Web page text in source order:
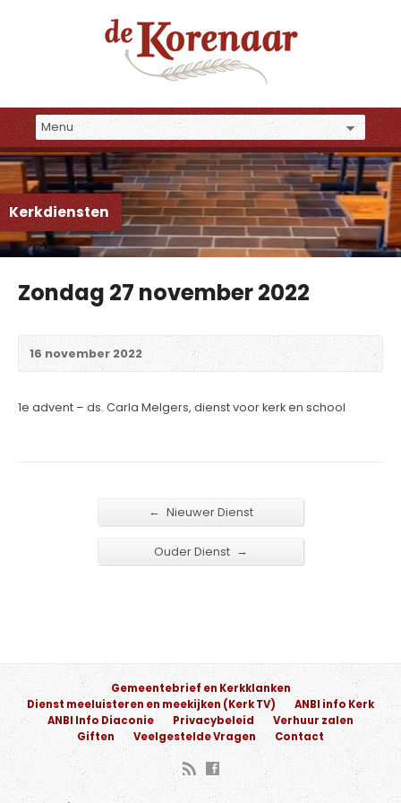
Kerkdiensten
Zondag 27 november 2022
16 november 2022
1e advent – ds. Carla Melgers, dienst voor kerk en school
← Nieuwer Dienst
Ouder Dienst →
Gemeentebrief en Kerkklanken
Dienst meeluisteren en meekijken (Kerk TV)
ANBI info Kerk
ANBI Info Diaconie
Privacybeleid
Verhuur zalen
Giften
Veelgestelde Vragen Contact